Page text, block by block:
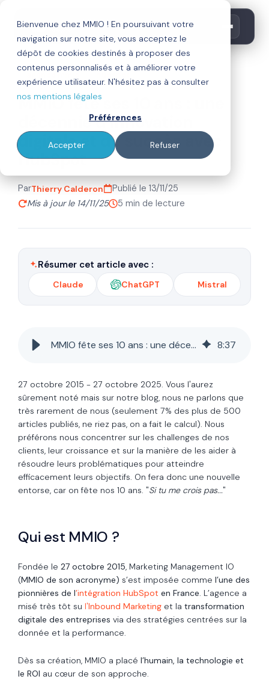
Bienvenue chez MMIO ! En poursuivant votre
navigation sur notre site, vous acceptez le
dépôt de cookies destinés à proposer des
contenus personnalisés et à améliorer votre
expérience utilisateur. N'hésitez pas à consulter
nos mentions légales
Préférences
Accepter Refuser
agence mmio
MMIO fête ses 10 ans : une
décennie d’innovation
digitale et de succès avec
HubSpot
ParThierry Calderon
Publié le 13/11/25
Mis à jour le 14/11/25
5 min de lecture
Résumer cet article avec :
Claude ChatGPT Mistral
MMIO fête ses 10 ans : une décennie d’innovation digitale et de succès avec HubSpot 8:37
27 octobre 2015 - 27 octobre 2025. Vous l'aurez
sûrement noté mais sur notre blog, nous ne parlons que
très rarement de nous (seulement 7% des plus de 500
articles publiés, ne riez pas, on a fait le calcul). Nous
préférons nous concentrer sur les challenges de nos
clients, leur croissance et sur la manière de les aider à
résoudre leurs problématiques pour atteindre
efficacement leurs objectifs. On fera donc une nouvelle
entorse, car on fête nos 10 ans. "Si tu me crois pas..."
Qui est MMIO ?
Fondée le 27 octobre 2015, Marketing Management IO
(MMIO de son acronyme) s’est imposée comme l’une des
pionnières de l’intégration HubSpot en France. L’agence a
misé très tôt su l'Inbound Marketing et la transformation
digitale des entreprises via des stratégies centrées sur la
donnée et la performance.
Dès sa création, MMIO a placé l’humain, la technologie et
le ROI au cœur de son approche.